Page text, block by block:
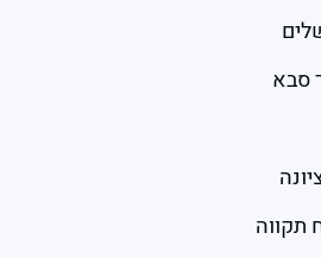
סבא
תקווה